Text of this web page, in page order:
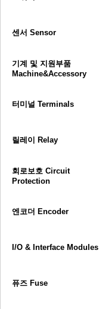
센서 Sensor
기계 및 지원부품
Machine&Accessory
터미널 Terminals
릴레이 Relay
회로보호 Circuit
Protection
엔코더 Encoder
I/O & Interface Modules
퓨즈 Fuse